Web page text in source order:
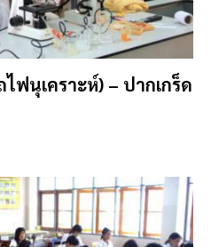
ฟนุเคราะห์) – ปากเกร็ด